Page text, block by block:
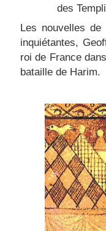
des
Les nouvelles
inquiétantes,
roi de France
bataille de Harim.